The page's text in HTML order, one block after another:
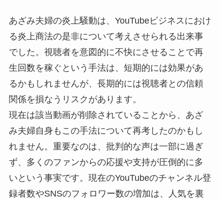
あざみ夫婦の炎上騒動は、YouTubeビジネスにおけ
る炎上商法の是非について考えさせられる出来事
でした。視聴者を意図的に不快にさせることで再
生回数を稼ぐという手法は、短期的には効果があ
るかもしれませんが、長期的には視聴者との信頼
関係を損なうリスクがあります。
現在は該当動画が削除されていることから、あざ
み夫婦自身もこの手法について再考したのかもし
れません。重要なのは、批判的な声は一部に過ぎ
ず、多くのファンからの応援や支持が圧倒的に多
いという事実です。現在のYouTubeのチャンネル登
録者数やSNSのフォロワー数の増加は、人気を裏